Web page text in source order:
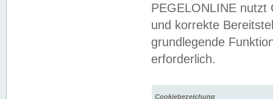
PEGELONLINE nutzt
und korrekte
grundlegende
erforderlich.
Cookiebezeichung